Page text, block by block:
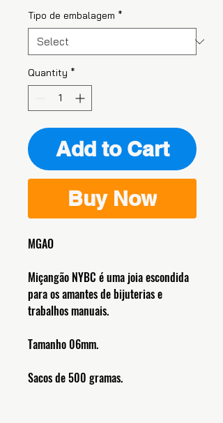
Tipo de embalagem *
Quantity *
Add to Cart
Buy Now
MGAO
Miçangão NYBC é uma joia escondida
para os amantes de bijuterias e
trabalhos manuais.
Tamanho 06mm.
Sacos de 500 gramas.